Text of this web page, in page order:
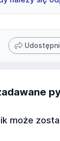
może